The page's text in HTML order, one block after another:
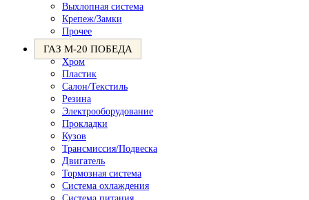
Выхлопная система
Крепеж/Замки
Прочее
ГАЗ М-20 ПОБЕДА
Хром
Пластик
Салон/Текстиль
Резина
Электрооборудование
Прокладки
Кузов
Трансмиссия/Подвеска
Двигатель
Тормозная система
Система охлаждения